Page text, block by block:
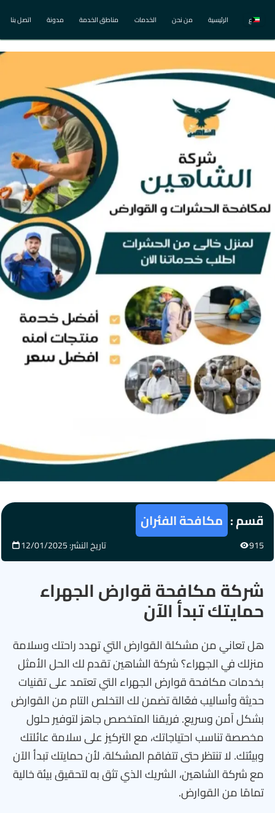
ع الرئيسية من نحن الخدمات مناطق الخدمة مدونة اتصل بنا
قسم : مكافحة الفئران
915 تاريخ النشر: 12/01/2025
شركة مكافحة قوارض الجهراء
حمايتك تبدأ الآن
هل تعاني من مشكلة القوارض التي تهدد راحتك وسلامة
منزلك في الجهراء؟ شركة الشاهين تقدم لك الحل الأمثل
بخدمات مكافحة قوارض الجهراء التي تعتمد على تقنيات
حديثة وأساليب فعّالة تضمن لك التخلص التام من القوارض
بشكل آمن وسريع. فريقنا المتخصص جاهز لتوفير حلول
مخصصة تناسب احتياجاتك، مع التركيز على سلامة عائلتك
وبيئتك. لا تنتظر حتى تتفاقم المشكلة، لأن حمايتك تبدأ الآن
مع شركة الشاهين، الشريك الذي تثق به لتحقيق بيئة خالية
تمامًا من القوارض.